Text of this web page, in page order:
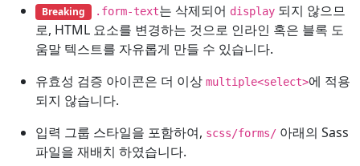
Breaking .form-text는 삭제되어 display되지 않으므
로, HTML 요소를 변경하는 것으로 인라인 혹은 블록 도
움말 텍스트를 자유롭게 만들 수 있습니다.
유효성 검증 아이콘은 더 이상 multiple<select>에 적용
되지 않습니다.
입력 그룹 스타일을 포함하여, scss/forms/ 아래의 Sass
파일을 재배치 하였습니다.